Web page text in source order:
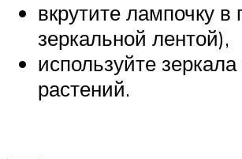
вкрутите лампочку
зеркальной лентой),
используйте
растений.